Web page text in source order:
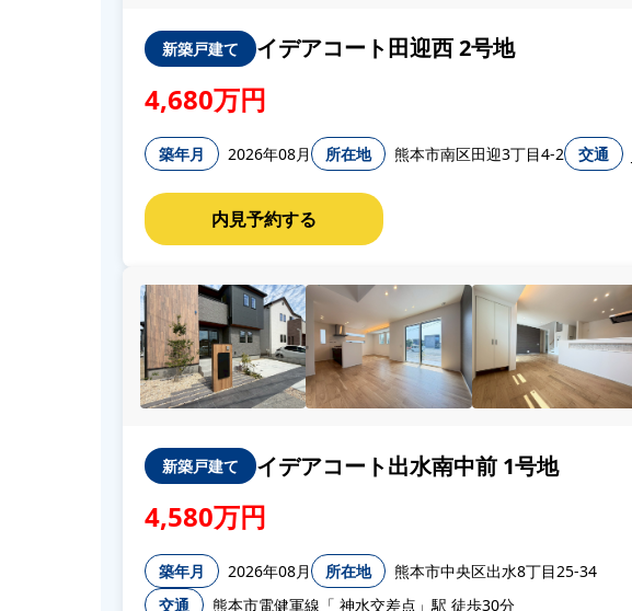
新築戸建て イデアコート田迎西 2号地
4,680万円
築年月 2026年08月 所在地 熊本市南区田迎3丁目4-2 交通
新築戸建て イデアコート出水南中前 1号地
4,580万円
築年月 2026年08月 所在地
熊本市中央区出水8丁目25-34
交通
熊本市電健軍線「 神水交差点」駅 徒歩30分